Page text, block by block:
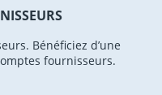
Bénéficiez d’une
fournisseurs.